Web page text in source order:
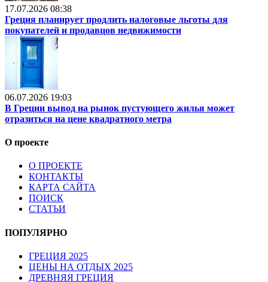
17.07.2026 08:38
Греция планирует продлить налоговые льготы для
покупателей и продавцов недвижимости
06.07.2026 19:03
В Греции вывод на рынок пустующего жилья может
отразиться на цене квадратного метра
О проекте
О ПРОЕКТЕ
КОНТАКТЫ
КАРТА САЙТА
ПОИСК
СТАТЬИ
ПОПУЛЯРНО
ГРЕЦИЯ 2025
ЦЕНЫ НА ОТДЫХ 2025
ДРЕВНЯЯ ГРЕЦИЯ